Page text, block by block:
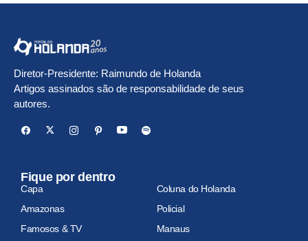
Diretor-Presidente: Raimundo de Holanda
Artigos assinados são de responsabilidade de seus
autores.
Fique por dentro
Capa
Coluna do Holanda
Amazonas
Policial
Famosos & TV
Manaus